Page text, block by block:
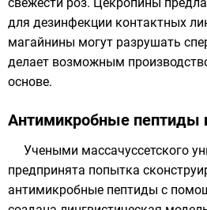
для дезинфекции контактных
магайнины могут разрушать
делает возможным
основе.
Антимикробные пептиды
Учеными массачуссетского
предпринята попытка
антимикробные пептиды с